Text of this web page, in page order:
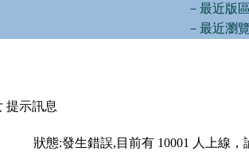
－最近版
－最近瀏
提示訊息
狀態:發生錯誤,目前有 10001 人上線